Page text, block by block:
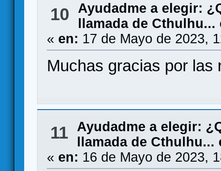
10
Ayudadme a elegir:
llamada de
« en: 17 de Mayo de 2023,
Muchas gracias por las
11
Ayudadme a elegir:
llamada de
« en: 16 de Mayo de 2023,